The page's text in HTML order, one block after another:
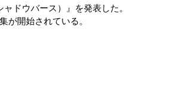
ドウバース）』を発表した。
が開始されている。